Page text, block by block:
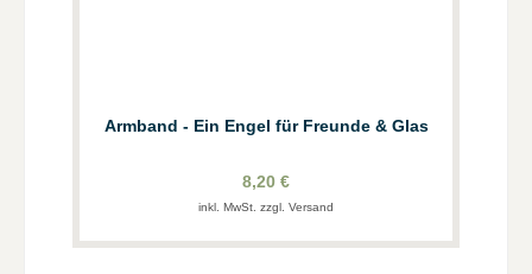
Armband - Ein Engel für Freunde & Glas
8,20 €
inkl. MwSt. zzgl. Versand